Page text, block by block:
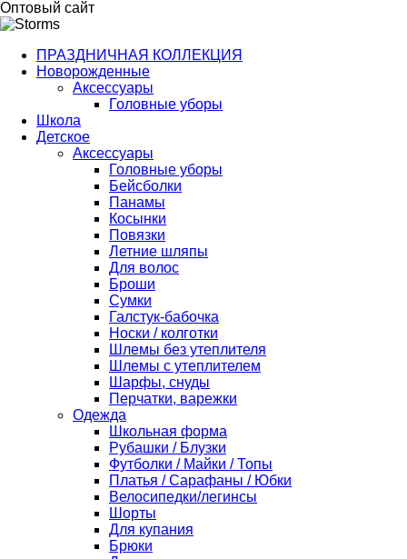
Оптовый сайт
ПРАЗДНИЧНАЯ КОЛЛЕКЦИЯ
Новорожденные
Аксессуары
Головные уборы
Школа
Детское
Аксессуары
Головные уборы
Бейсболки
Панамы
Косынки
Повязки
Летние шляпы
Для волос
Броши
Сумки
Галстук-бабочка
Носки / колготки
Шлемы без утеплителя
Шлемы с утеплителем
Шарфы, снуды
Перчатки, варежки
Одежда
Школьная форма
Рубашки / Блузки
Футболки / Майки / Топы
Платья / Сарафаны / Юбки
Велосипедки/легинсы
Шорты
Для купания
Брюки